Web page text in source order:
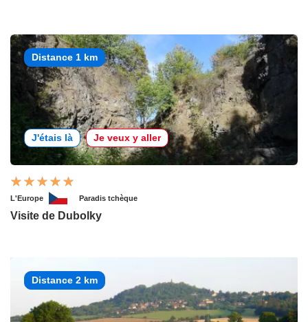
Distance 1 km
J'étais là Je veux y aller
L'Europe Paradis tchèque
Visite de Dubolky
Distance 2 km